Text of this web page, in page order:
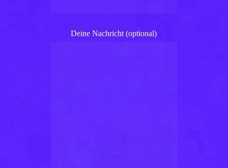
Deine Nachricht (optional)